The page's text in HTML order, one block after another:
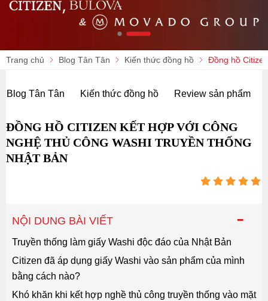
Trang chủ Blog Tân Tân Kiến thức đồng hồ Đồng hồ
Blog Tân Tân Kiến thức đồng hồ Review sản phẩm
ĐỒNG HỒ CITIZEN KẾT HỢP VỚI CÔNG
NGHỆ THỦ CÔNG WASHI TRUYỀN THỐNG
NHẬT BẢN
-
NỘI DUNG BÀI VIẾT
Truyền thống làm giấy Washi độc đáo của Nhật Bản
Citizen đã áp dụng giấy Washi vào sản phẩm của mình
bằng cách nào?
Khó khăn khi kết hợp nghề thủ công truyền thống vào mặt